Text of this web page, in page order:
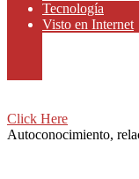
Tecnología
Visto en Internet
Click Here
Autoconocimiento,